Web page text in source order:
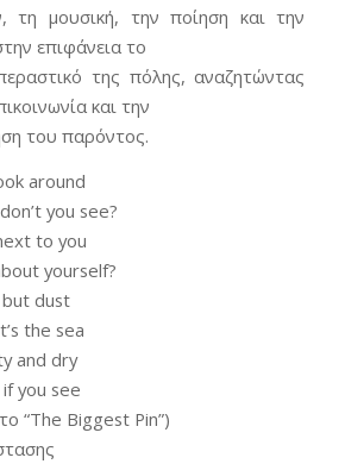
τη μουσική, την ποίηση και την
επιφάνεια το
της πόλης, αναζητώντας
και την
του παρόντος.
around
you see?
to you
yourself?
but dust
the sea
and dry
you see
“The Biggest Pin”)